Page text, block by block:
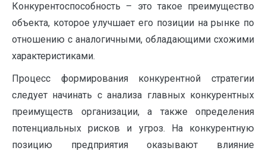
Конкурентоспособность – это такое преимущество
объекта, которое улучшает его позиции на рынке по
отношению с аналогичными, обладающими схожими
характеристиками.
Процесс формирования конкурентной стратегии
следует начинать с анализа главных конкурентных
преимуществ организации, а также определения
потенциальных рисков и угроз. На конкурентную
позицию предприятия оказывают влияние